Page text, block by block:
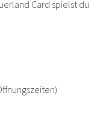
Card spielst du